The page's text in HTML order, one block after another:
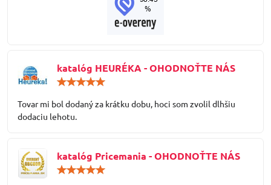
katalóg HEURÉKA - OHODNOŤTE NÁS
5
Tovar mi bol dodaný za krátku dobu, hoci som zvolil dlhšiu
dodaciu lehotu.
katalóg Pricemania - OHODNOŤTE NÁS